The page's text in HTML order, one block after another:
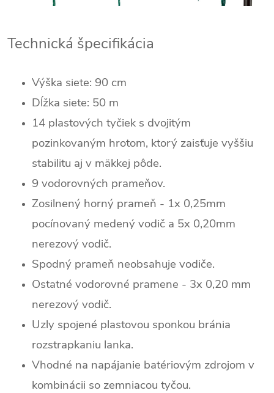
Technická špecifikácia
Výška siete: 90 cm
Dĺžka siete: 50 m
14 plastových tyčiek s dvojitým
pozinkovaným hrotom, ktorý zaisťuje vyššiu
stabilitu aj v mäkkej pôde.
9 vodorovných prameňov.
Zosilnený horný prameň - 1x 0,25mm
pocínovaný medený vodič a 5x 0,20mm
nerezový vodič.
Spodný prameň neobsahuje vodiče.
Ostatné vodorovné pramene - 3x 0,20 mm
nerezový vodič.
Uzly spojené plastovou sponkou bránia
rozstrapkaniu lanka.
Vhodné na napájanie batériovým zdrojom v
kombinácii so zemniacou tyčou.